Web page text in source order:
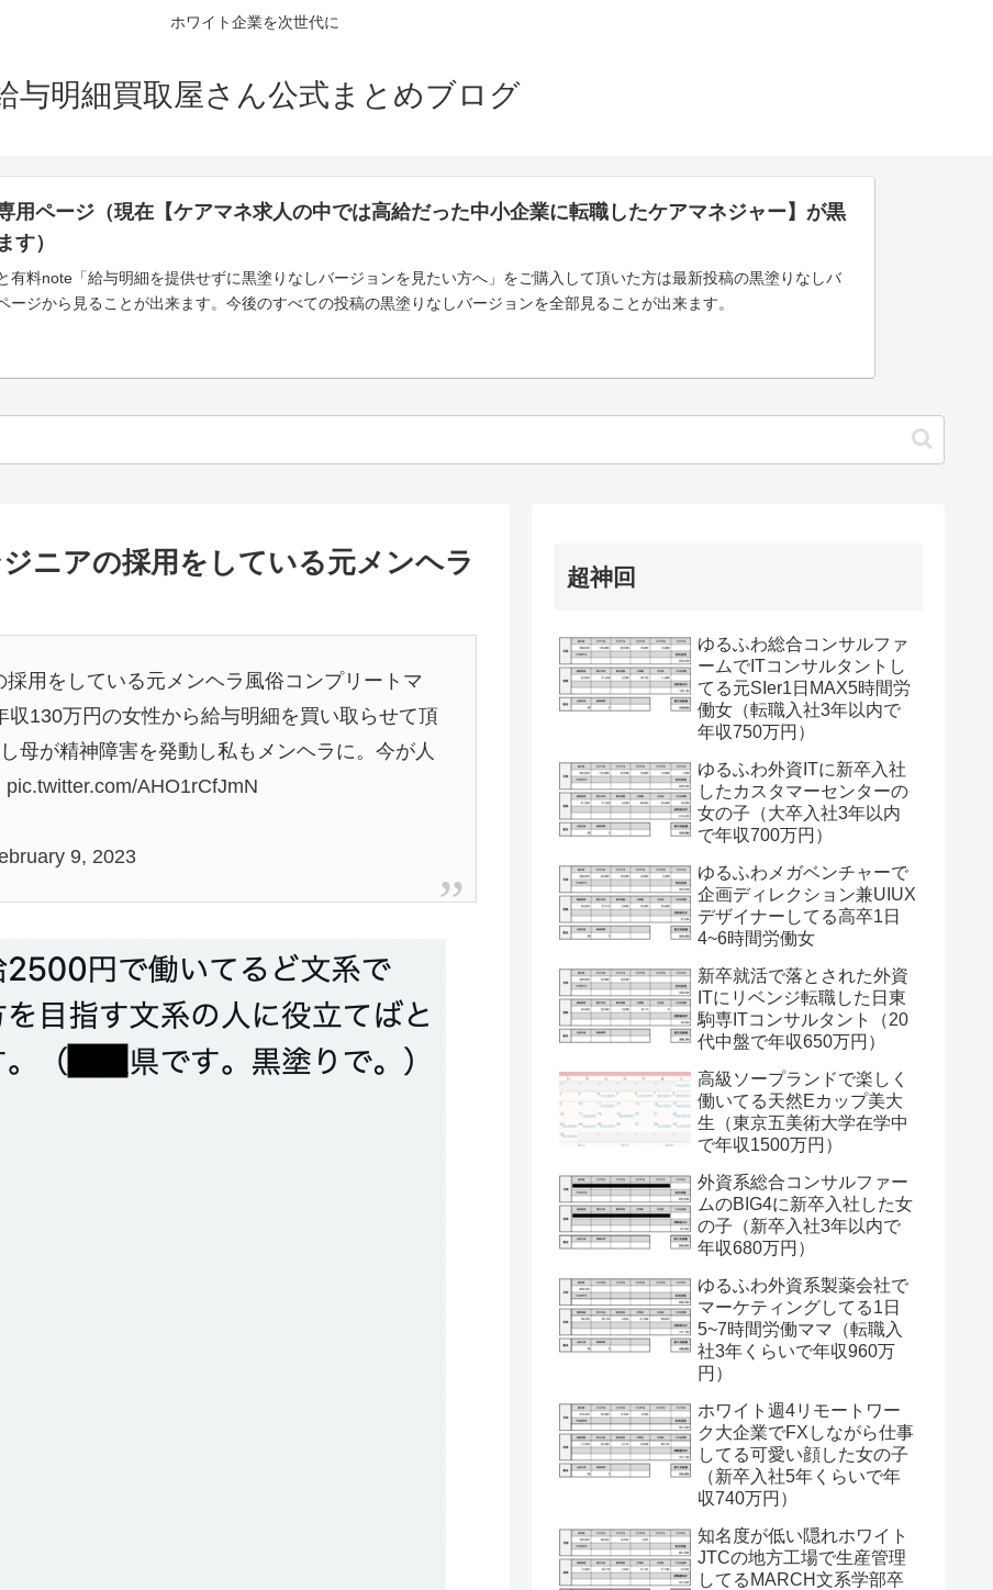
ホワイト企業を次世代に
与明細買取屋さん公式まとめブログ
用ページ（現在【ケアマネ求人の中では高給だった中小企業に転職したケアマネジャー】が黒
す）
有料note「給与明細を提供せずに黒塗りなしバージョンを見たい方へ」をご購入して頂いた方は最新投稿の黒塗りなしバ
ージから見ることが出来ます。今後のすべての投稿の黒塗りなしバージョンを全部見ることが出来ます。
ニアの採用をしている元メンヘラ
採用をしている元メンヘラ風俗コンプリートマ
130万円の女性から給与明細を買い取らせて頂
母が精神障害を発動し私もメンヘラに。今が人
pic.twitter.com/AHO1rCfJmN
9, 2023
超神回
ゆるふわ総合コンサルファ
ームでITコンサルタントし
てる元SIer1日MAX5時間労
働女（転職入社3年以内で
年収750万円）
ゆるふわ外資ITに新卒入社
したカスタマーセンターの
女の子（大卒入社3年以内
で年収700万円）
ゆるふわメガベンチャーで
企画ディレクション兼UIUX
デザイナーしてる高卒1日
4~6時間労働女
新卒就活で落とされた外資
ITにリベンジ転職した日東
駒専ITコンサルタント（20
代中盤で年収650万円）
高級ソープランドで楽しく
働いてる天然Eカップ美大
生（東京五美術大学在学中
で年収1500万円）
外資系総合コンサルファー
ムのBIG4に新卒入社した女
の子（新卒入社3年以内で
年収680万円）
ゆるふわ外資系製薬会社で
マーケティングしてる1日
5~7時間労働ママ（転職入
社3年くらいで年収960万
円）
ホワイト週4リモートワー
ク大企業でFXしながら仕事
してる可愛い顔した女の子
（新卒入社5年くらいで年
収740万円）
知名度が低い隠れホワイト
JTCの地方工場で生産管理
してるMARCH文系学部卒